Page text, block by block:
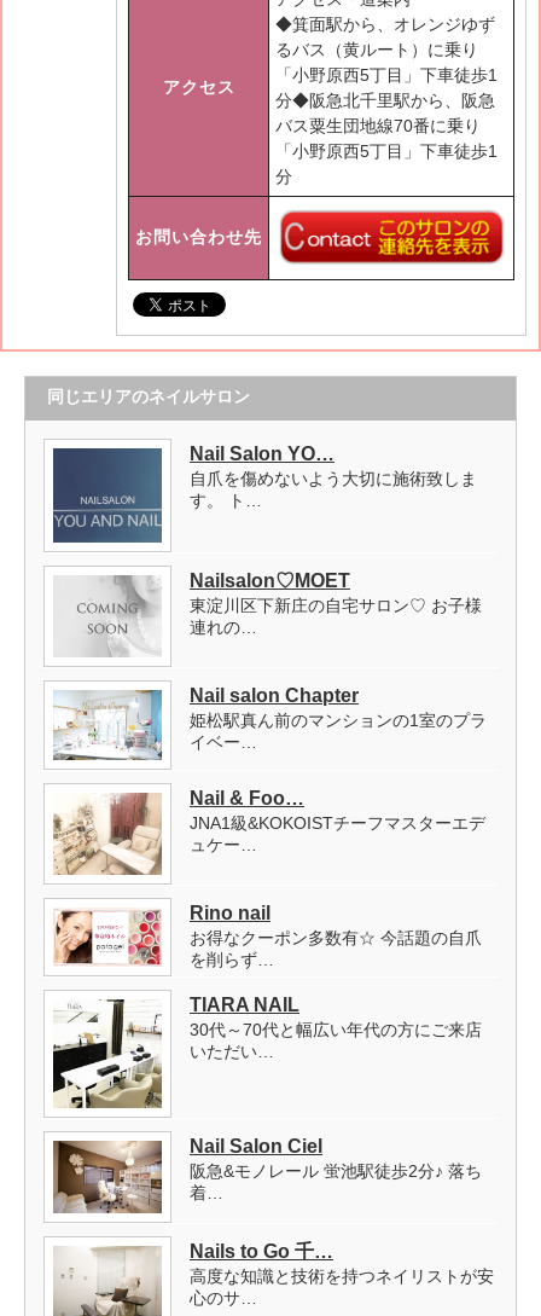
アクセス
◆箕面駅から、オレンジゆず
るバス（黄ルート）に乗り
「小野原西5丁目」下車徒歩1
分◆阪急北千里駅から、阪急
バス粟生団地線70番に乗り
「小野原西5丁目」下車徒歩1
分
お問い合わせ先
同じエリアのネイルサロン
Nail Salon YO…
自爪を傷めないよう大切に施術致しま
す。 ト…
Nailsalon♡MOET
東淀川区下新庄の自宅サロン♡ お子様
連れの…
Nail salon Chapter
姫松駅真ん前のマンションの1室のプラ
イベー…
Nail & Foo…
JNA1級&KOKOISTチーフマスターエデ
ュケー…
Rino nail
お得なクーポン多数有☆ 今話題の自爪
を削らず…
TIARA NAIL
30代～70代と幅広い年代の方にご来店
いただい…
Nail Salon Ciel
阪急&モノレール 蛍池駅徒歩2分♪ 落ち
着…
Nails to Go 千…
高度な知識と技術を持つネイリストが安
心のサ…